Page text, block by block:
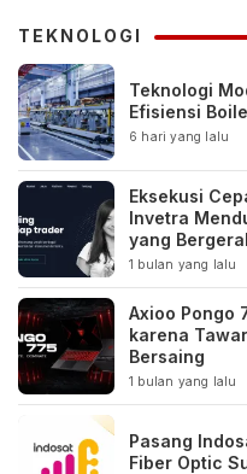
TEKNOLOGI
Teknologi
Efisiensi
6 hari yang lalu
Eksekusi
Invetra
yang
1 bulan yang lalu
Axioo Pongo
karena
Bersaing
1 bulan yang lalu
Pasang
Fiber Optic